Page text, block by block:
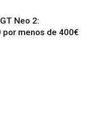
Neo 2:
por menos de 400€